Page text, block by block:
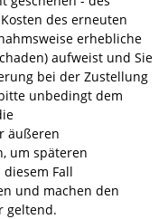
des erneuten
erhebliche
aufweist und Sie
bei der Zustellung
unbedingt dem
äußeren
um späteren
Fall
und machen den
geltend.